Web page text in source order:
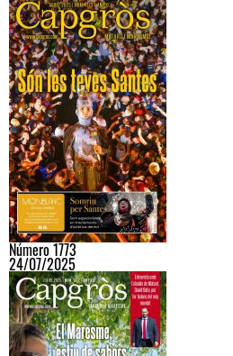
Número 1773
24/07/2025